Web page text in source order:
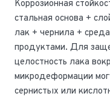
Коррозионная
стальная основа +
лак + чернила +
продуктами. Для
целостность лака
микродеформации
сернистых или